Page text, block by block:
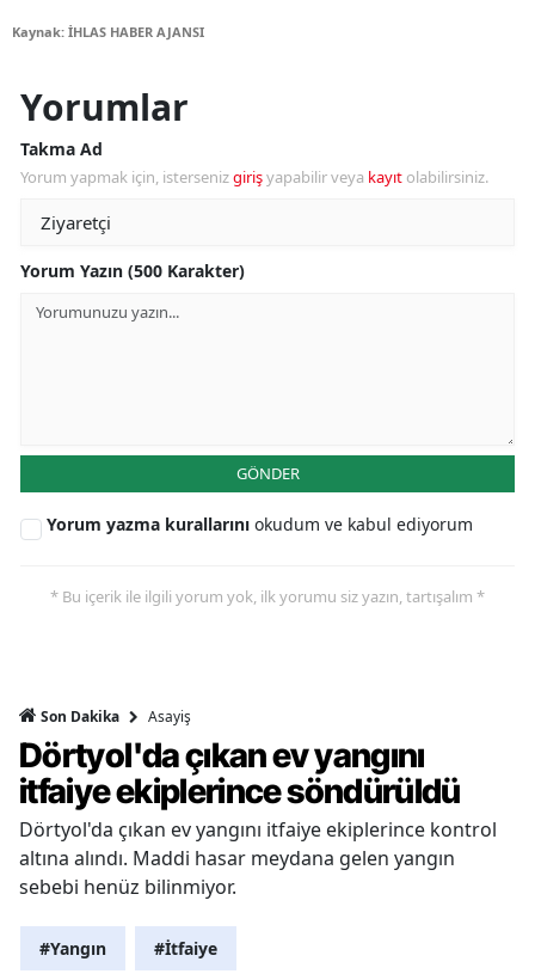
Kaynak: İHLAS HABER AJANSI
Yorumlar
Takma Ad
Yorum yapmak için, istersenizgirişyapabilir veya kayıt olabilirsiniz.
Yorum Yazın (500 Karakter)
GÖNDER
Yorum yazma kurallarını okudum ve kabul ediyorum
* Bu içerik ile ilgili yorum yok, ilk yorumu siz yazın, tartışalım *
Son Dakika Asayiş
Dörtyol'da çıkan ev yangını
itfaiye ekiplerince söndürüldü
Dörtyol'da çıkan ev yangını itfaiye ekiplerince kontrol
altına alındı. Maddi hasar meydana gelen yangın
sebebi henüz bilinmiyor.
#Yangın #İtfaiye